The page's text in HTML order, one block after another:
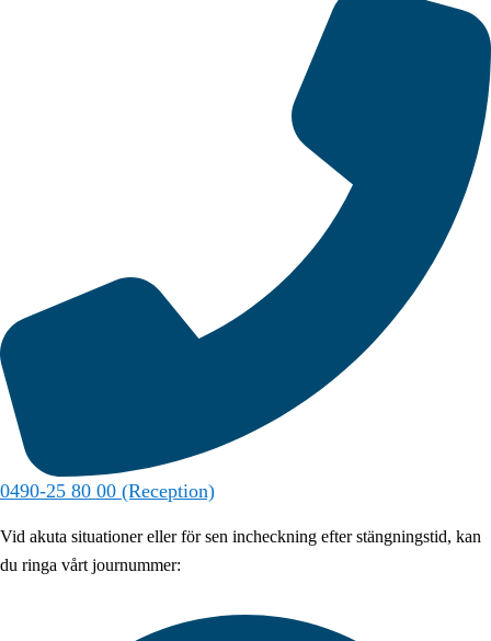
0490-25 80 00 (Reception)
Vid akuta situationer eller för sen incheckning efter stängningstid, kan
du ringa vårt journummer: